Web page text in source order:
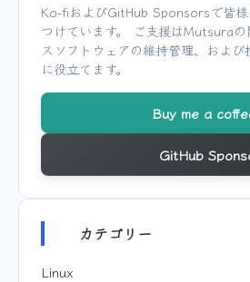
Ko-fiおよびGitHub Sponsorsで皆
つけています。 ご支援はMutsura
スソフトウェアの維持管理、およ
に役立てます。
Buy me a
GitHub
カテゴリー
Linux